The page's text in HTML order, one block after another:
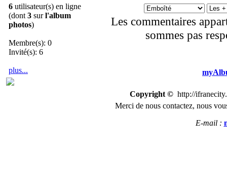
6 utilisateur(s) en ligne
(dont 3 surl'album
photos)
Membre(s): 0
Invité(s): 6
plus...
Les commentaires
sommes pas
Copyright ©http://
Merci de nous contactez, nous
E-mail :